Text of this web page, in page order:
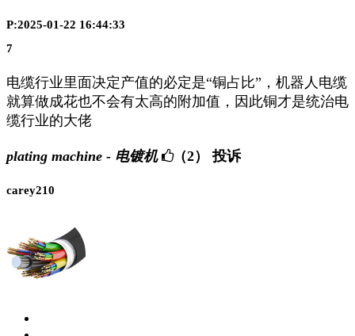
P:2025-01-22 16:44:33
7
电缆行业里面决定产值的必定是“铜占比”，机器人电缆
就算做成花也不会有太高的附加值，因此铜才是统治电
缆行业的大佬
plating machine - 电镀机 （2） 投诉
carey210